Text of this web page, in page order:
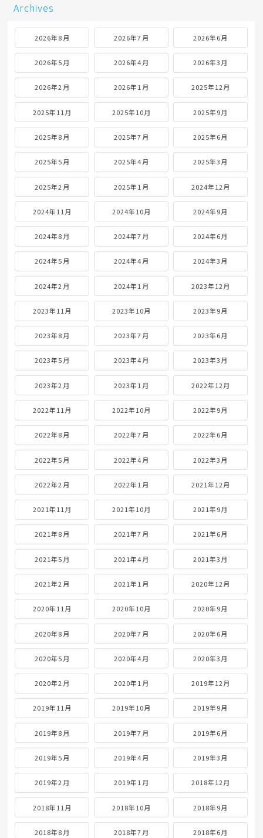
Archives
2026年8月 2026年7月 2026年6月
2026年5月 2026年4月 2026年3月
2026年2月 2026年1月 2025年12月
2025年11月 2025年10月 2025年9月
2025年8月 2025年7月 2025年6月
2025年5月 2025年4月 2025年3月
2025年2月 2025年1月 2024年12月
2024年11月 2024年10月 2024年9月
2024年8月 2024年7月 2024年6月
2024年5月 2024年4月 2024年3月
2024年2月 2024年1月 2023年12月
2023年11月 2023年10月 2023年9月
2023年8月 2023年7月 2023年6月
2023年5月 2023年4月 2023年3月
2023年2月 2023年1月 2022年12月
2022年11月 2022年10月 2022年9月
2022年8月 2022年7月 2022年6月
2022年5月 2022年4月 2022年3月
2022年2月 2022年1月 2021年12月
2021年11月 2021年10月 2021年9月
2021年8月 2021年7月 2021年6月
2021年5月 2021年4月 2021年3月
2021年2月 2021年1月 2020年12月
2020年11月 2020年10月 2020年9月
2020年8月 2020年7月 2020年6月
2020年5月 2020年4月 2020年3月
2020年2月 2020年1月 2019年12月
2019年11月 2019年10月 2019年9月
2019年8月 2019年7月 2019年6月
2019年5月 2019年4月 2019年3月
2019年2月 2019年1月 2018年12月
2018年11月 2018年10月 2018年9月
2018年8月 2018年7月 2018年6月